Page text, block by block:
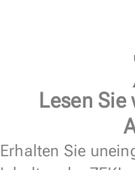
Lesen Sie
Erhalten Sie